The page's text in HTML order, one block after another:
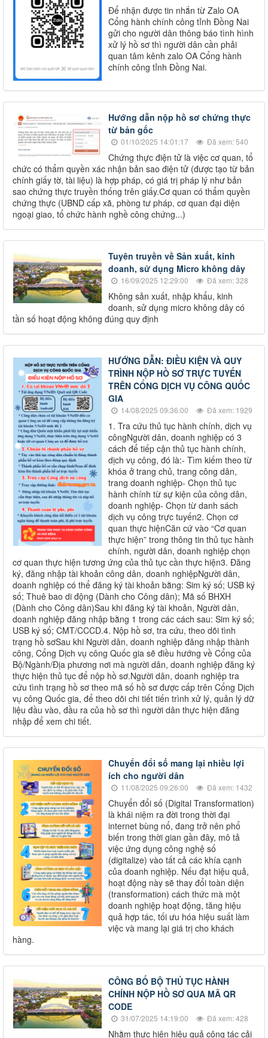
Để nhận được tin nhắn từ Zalo OA
Cổng hành chính công tỉnh Đồng Nai
gửi cho người dân thông báo tình hình
xử lý hồ sơ thì người dân cần phải
quan tâm kênh zalo OA Cổng hành
chính công tỉnh Đồng Nai.
Hướng dẫn nộp hồ sơ chứng thực
từ bản gốc
01/10/2025 14:01:17 Đã xem: 540
Chứng thực điện tử là việc cơ quan, tổ
chức có thẩm quyền xác nhận bản sao điện tử (được tạo từ bản
chính giấy tờ, tài liệu) là hợp pháp, có giá trị pháp lý như bản
sao chứng thực truyền thống trên giấy.Cơ quan có thẩm quyền
chứng thực (UBND cấp xã, phòng tư pháp, cơ quan đại diện
ngoại giao, tổ chức hành nghề công chứng...)
Tuyên truyền về Sản xuất, kinh
doanh, sử dụng Micro không dây
16/09/2025 12:29:00 Đã xem: 328
Không sản xuất, nhập khẩu, kinh
doanh, sử dụng micro không dây có
tần số hoạt động không đúng quy định
HƯỚNG DẪN: ĐIỀU KIỆN VÀ QUY
TRÌNH NỘP HỒ SƠ TRỰC TUYẾN
TRÊN CỔNG DỊCH VỤ CÔNG QUỐC
GIA
14/08/2025 09:36:00 Đã xem: 1929
1. Tra cứu thủ tục hành chính, dịch vụ
côngNgười dân, doanh nghiệp có 3
cách để tiếp cận thủ tục hành chính,
dịch vụ công, đó là:- Tìm kiếm theo từ
khóa ở trang chủ, trang công dân,
trang doanh nghiệp- Chọn thủ tục
hành chính từ sự kiện của công dân,
doanh nghiệp- Chọn từ danh sách
dịch vụ công trực tuyến2. Chọn cơ
quan thực hiệnCăn cứ vào “Cơ quan
thực hiện” trong thông tin thủ tục hành
chính, người dân, doanh nghiệp chọn
cơ quan thực hiện tương ứng của thủ tục cần thực hiện3. Đăng
ký, đăng nhập tài khoản công dân, doanh nghiệpNgười dân,
doanh nghiệp có thể đăng ký tài khoản bằng: Sim ký số; USB ký
số; Thuê bao di động (Dành cho Công dân); Mã số BHXH
(Dành cho Công dân)Sau khi đăng ký tài khoản, Người dân,
doanh nghiệp đăng nhập bằng 1 trong các cách sau: Sim ký số;
USB ký số; CMT/CCCD.4. Nộp hồ sơ, tra cứu, theo dõi tình
trạng hồ sơSau khi Người dân, doanh nghiệp đăng nhập thành
công, Cổng Dịch vụ công Quốc gia sẽ điều hướng về Cổng của
Bộ/Ngành/Địa phương nơi mà người dân, doanh nghiệp đăng ký
thực hiện thủ tục để nộp hồ sơ.Người dân, doanh nghiệp tra
cứu tình trạng hồ sơ theo mã số hồ sơ được cấp trên Cổng Dịch
vụ công Quốc gia, để theo dõi chi tiết tiến trình xử lý, quản lý dữ
liệu đầu vào, đầu ra của hồ sơ thì người dân thực hiện đăng
nhập để xem chi tiết.
Chuyển đổi số mang lại nhiều lợi
ích cho người dân
11/08/2025 09:26:00 Đã xem: 1432
Chuyển đổi số (Digital Transformation)
là khái niệm ra đời trong thời đại
internet bùng nổ, đang trở nên phổ
biến trong thời gian gần đây, mô tả
việc ứng dụng công nghệ số
(digitalize) vào tất cả các khía cạnh
của doanh nghiệp. Nếu đạt hiệu quả,
hoạt động này sẽ thay đổi toàn diện
(transformation) cách thức mà một
doanh nghiệp hoạt động, tăng hiệu
quả hợp tác, tối ưu hóa hiệu suất làm
việc và mang lại giá trị cho khách
hàng.
CÔNG BỐ BỘ THỦ TỤC HÀNH
CHÍNH NỘP HỒ SƠ QUA MÃ QR
CODE
31/07/2025 14:19:00 Đã xem: 428
Nhằm thực hiện hiệu quả công tác cải